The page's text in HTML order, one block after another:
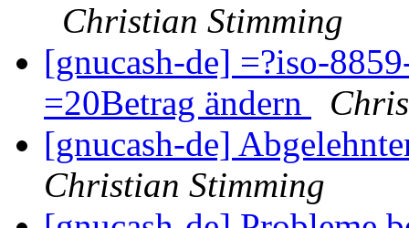
Christian Stimming
[gnucash-de] =?iso-
=20Betrag ändern
[gnucash-de]
Christian Stimming